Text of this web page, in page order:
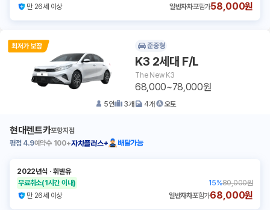
만 26세 이상
일반자차포함가58,000원
준중형
K3 2세대 F/L
The New K3
68,000~78,000원
5인 3개 4개 오토
현대렌트카포항지점
평점 4.9예약수 100+자차플러스+ 배달가능
2022년식 ㆍ휘발유
무료취소(1시간 이내) 15%80,000원
만 26세 이상
일반자차포함가68,000원